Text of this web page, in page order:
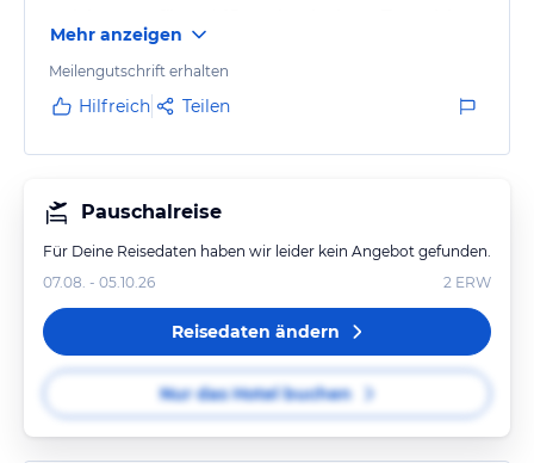
binnen 45 min mitten in London ist.
Frühstück ist für England top, für die meisten
deutschen aber eher zu fettig und leider nicht so
Mehr anzeigen
Meilengutschrift erhalten
Hilfreich Teilen
Pauschalreise
Für Deine Reisedaten haben wir leider kein Angebot gefunden.
07.08. - 05.10.26
2 ERW
Reisedaten ändern
Nur das Hotel buchen